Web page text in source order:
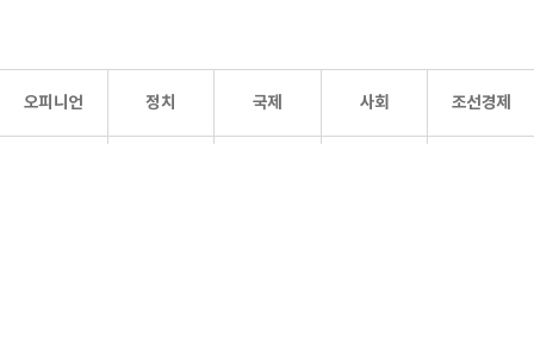
오피니언 정치 국제 사회 조선경제